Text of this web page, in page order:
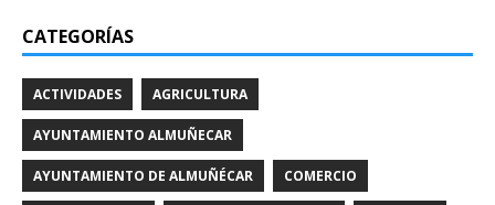
CATEGORÍAS
ACTIVIDADES AGRICULTURA
AYUNTAMIENTO ALMUÑECAR
AYUNTAMIENTO DE ALMUÑÉCAR COMERCIO